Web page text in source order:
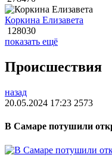
Коркина Елизавета
128030
показать ещё
Происшествия
назад
20.05.2024 17:23 2573
В Самаре потушили